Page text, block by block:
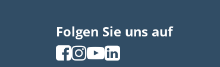
Folgen Sie uns auf